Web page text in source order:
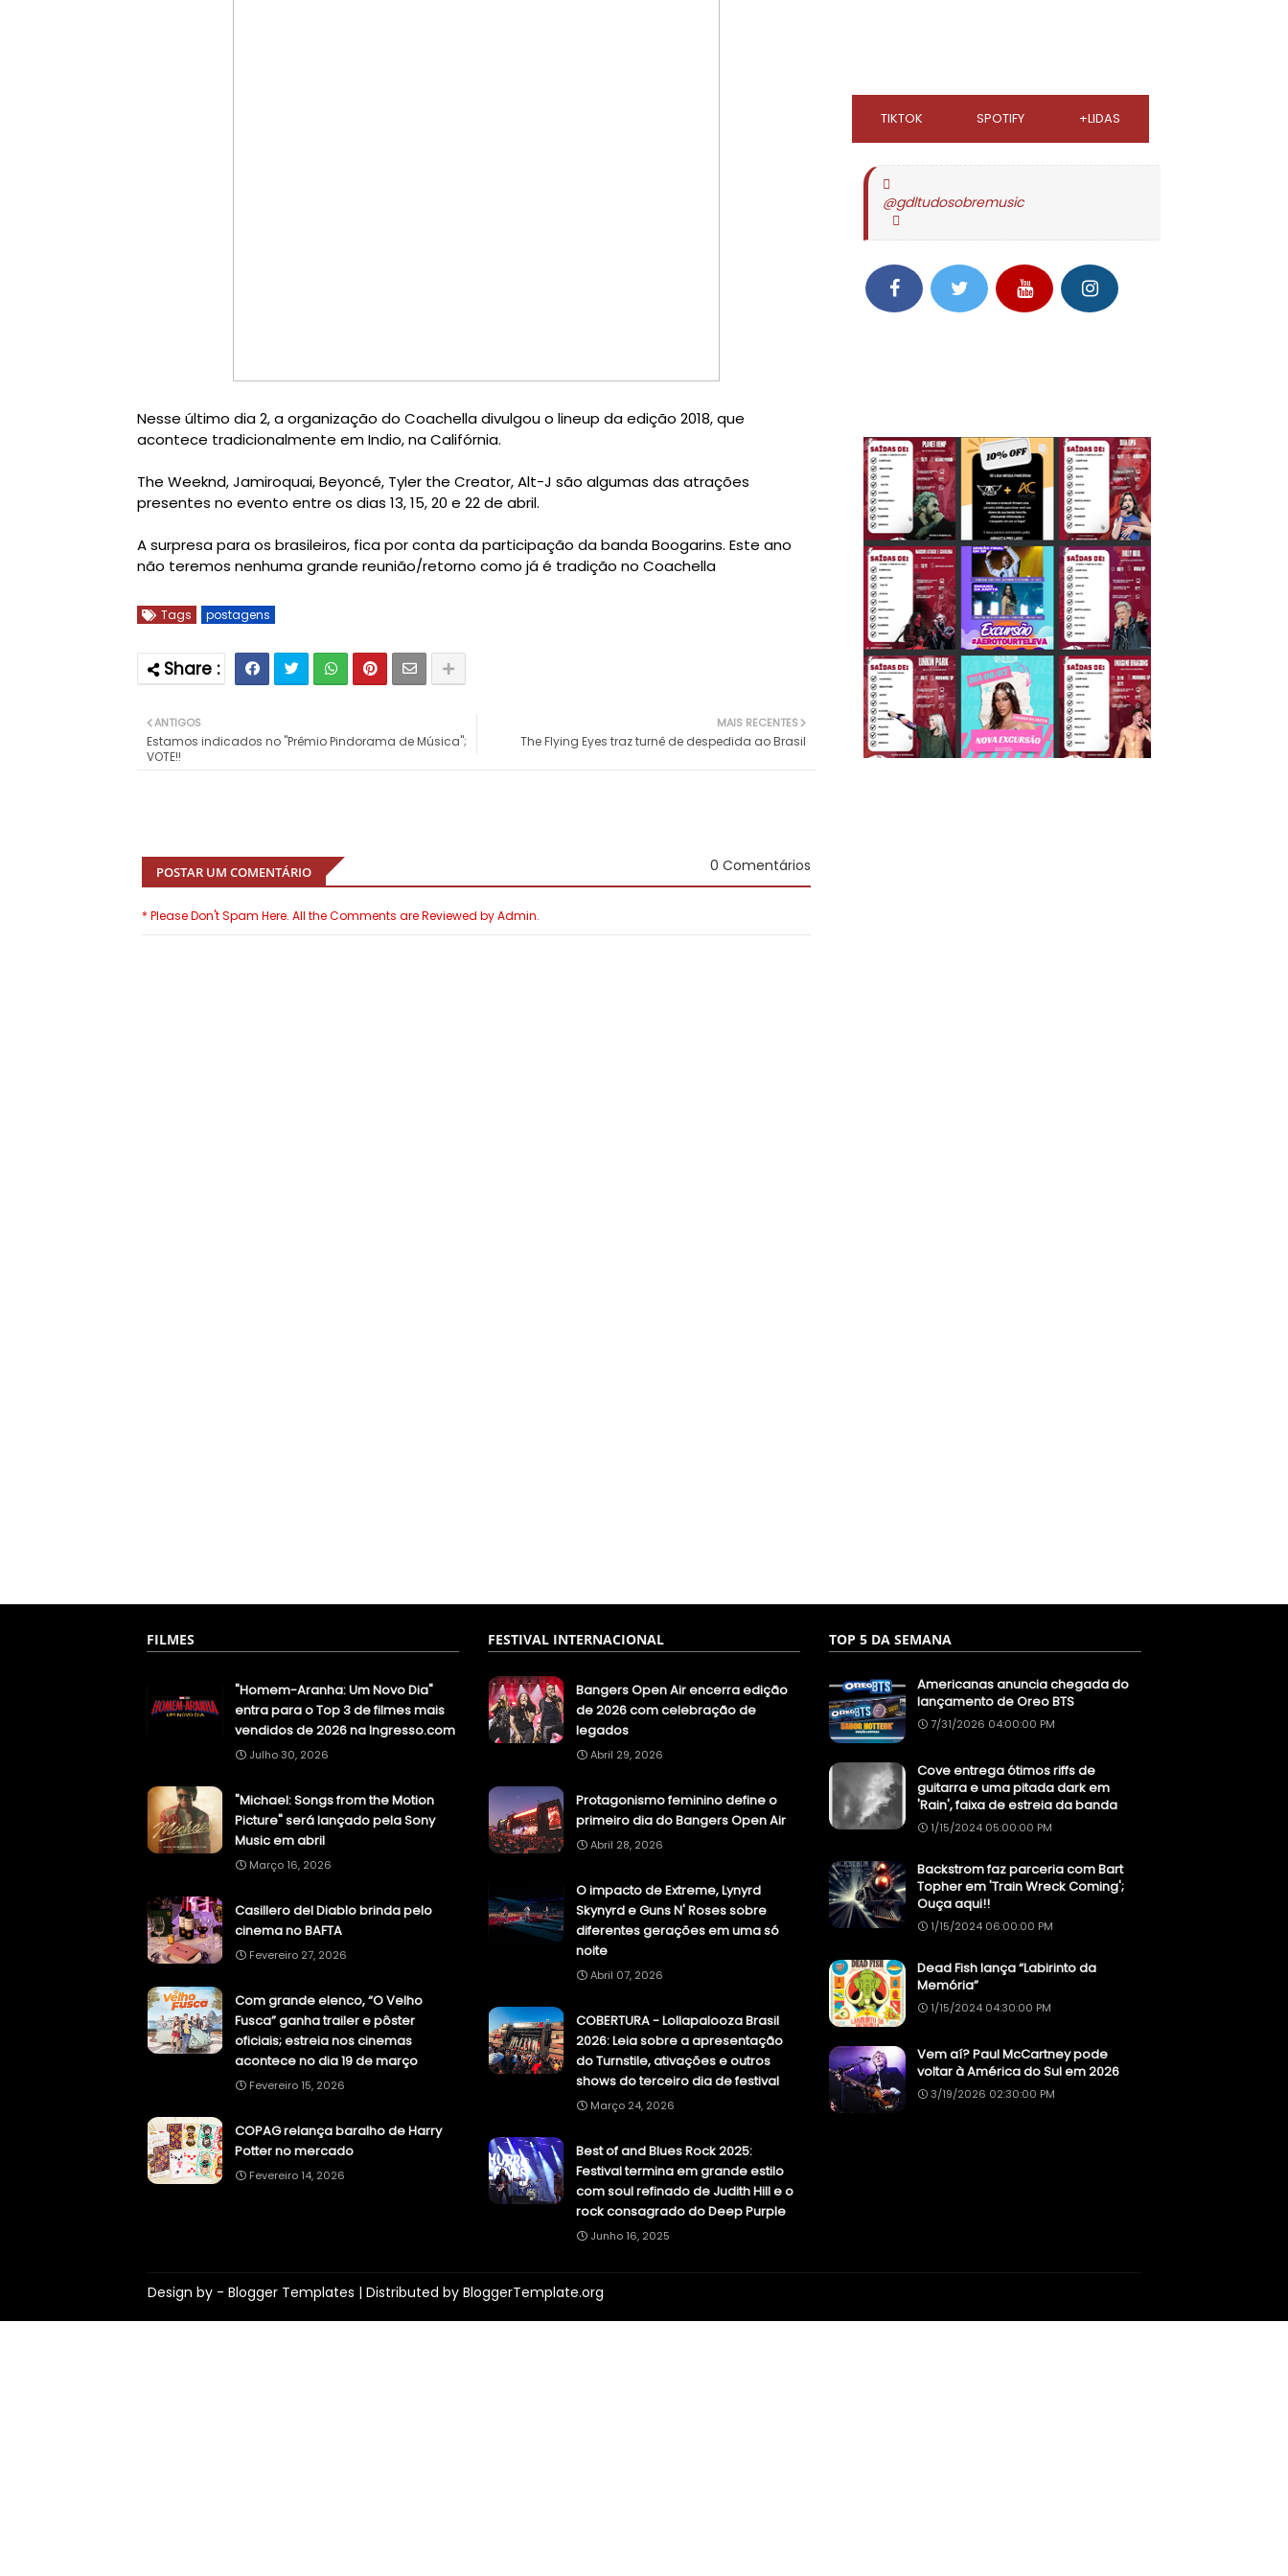
Nesse último dia 2, a organização do Coachella divulgou o lineup da edição 2018, que
acontece tradicionalmente em Indio, na Califórnia.
The Weeknd, Jamiroquai, Beyoncé, Tyler the Creator, Alt-J são algumas das atrações
presentes no evento entre os dias 13, 15, 20 e 22 de abril.
A surpresa para os brasileiros, fica por conta da participação da banda Boogarins. Este ano
não teremos nenhuma grande reunião/retorno como já é tradição no Coachella
Tags postagens
MAIS RECENTES
The Flying Eyes traz turnê de despedida ao Brasil
ANTIGOS
Estamos indicados no "Prêmio Pindorama de Música";
VOTE!!
POSTAR UM COMENTÁRIO 0 Comentários
* Please Don't Spam Here. All the Comments are Reviewed by Admin.
TIKTOK SPOTIFY +LIDAS
@gdltudosobremusic
FILMES
"Homem-Aranha: Um Novo Dia"
entra para o Top 3 de filmes mais
vendidos de 2026 na Ingresso.com
Julho 30, 2026
"Michael: Songs from the Motion
Picture" será lançado pela Sony
Music em abril
Março 16, 2026
Casillero del Diablo brinda pelo
cinema no BAFTA
Fevereiro 27, 2026
Com grande elenco, “O Velho
Fusca” ganha trailer e pôster
oficiais; estreia nos cinemas
acontece no dia 19 de março
Fevereiro 15, 2026
COPAG relança baralho de Harry
Potter no mercado
Fevereiro 14, 2026
FESTIVAL INTERNACIONAL
Bangers Open Air encerra edição
de 2026 com celebração de
legados
Abril 29, 2026
Protagonismo feminino define o
primeiro dia do Bangers Open Air
Abril 28, 2026
O impacto de Extreme, Lynyrd
Skynyrd e Guns N' Roses sobre
diferentes gerações em uma só
noite
Abril 07, 2026
COBERTURA - Lollapalooza Brasil
2026: Leia sobre a apresentação
do Turnstile, ativações e outros
shows do terceiro dia de festival
Março 24, 2026
Best of and Blues Rock 2025:
Festival termina em grande estilo
com soul refinado de Judith Hill e o
rock consagrado do Deep Purple
Junho 16, 2025
TOP 5 DA SEMANA
Americanas anuncia chegada do
lançamento de Oreo BTS
7/31/2026 04:00:00 PM
Cove entrega ótimos riffs de
guitarra e uma pitada dark em
'Rain', faixa de estreia da banda
1/15/2024 05:00:00 PM
Backstrom faz parceria com Bart
Topher em 'Train Wreck Coming';
Ouça aqui!!
1/15/2024 06:00:00 PM
Dead Fish lança “Labirinto da
Memória”
1/15/2024 04:30:00 PM
Vem aí? Paul McCartney pode
voltar à América do Sul em 2026
3/19/2026 02:30:00 PM
Design by - Blogger Templates | Distributed by BloggerTemplate.org